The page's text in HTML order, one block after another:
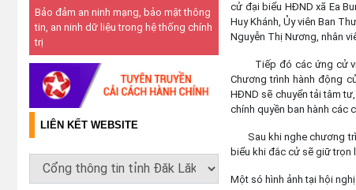
Bảo đảm an ninh mạng, bảo mật thông
tin, an ninh dữ liệu trong hệ thống chính
trị
LIÊN KẾT WEBSITE
cử đại biểu HĐND xã Ea
Huy Khánh, Ủy viên Ban
Nguyễn Thị Nương, nhân
Tiếp đó các ứng cử viên
Chương trình hành động
HĐND sẽ chuyển tải tâm
chính quyền ban hành các
Sau khi nghe chương
biểu khi đắc cử sẽ giữ trọn
Một só hình ảnh tại hội